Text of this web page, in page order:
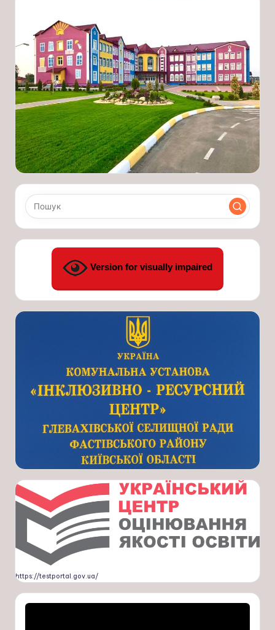
Version for visually impaired
https://testportal.gov.ua/